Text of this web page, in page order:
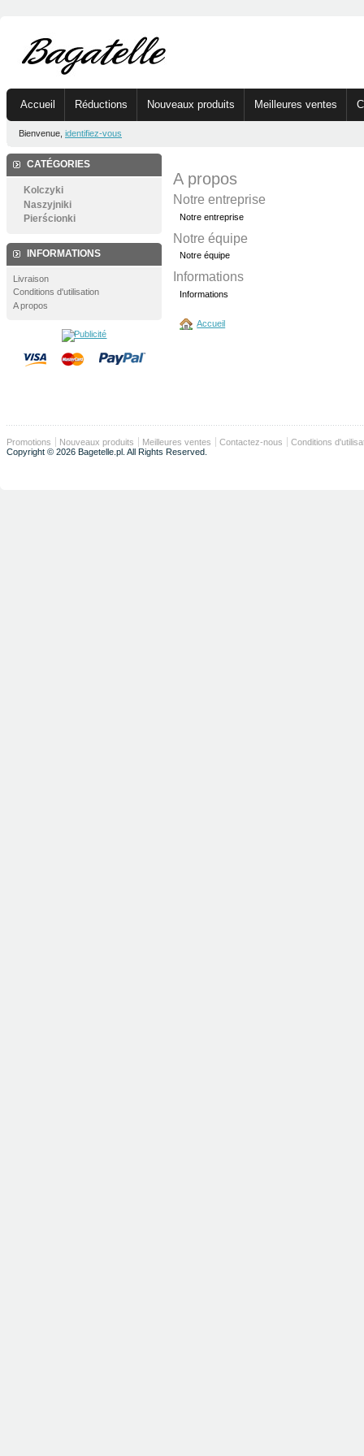
Accueil Réductions Nouveaux produits Meilleures ventes
Bienvenue, identifiez-vous
CATÉGORIES
Kolczyki
Naszyjniki
Pierścionki
INFORMATIONS
Livraison
Conditions d'utilisation
A propos
A propos
Notre entreprise
Notre entreprise
Notre équipe
Notre équipe
Informations
Informations
Accueil
Promotions Nouveaux produits Meilleures ventes Contactez-nous
Conditions
Copyright © 2026 Bagetelle.pl. All Rights Reserved.